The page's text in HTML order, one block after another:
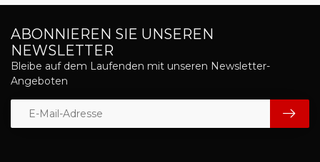
ABONNIEREN SIE UNSEREN
NEWSLETTER
Bleibe auf dem Laufenden mit unseren Newsletter-
Angeboten